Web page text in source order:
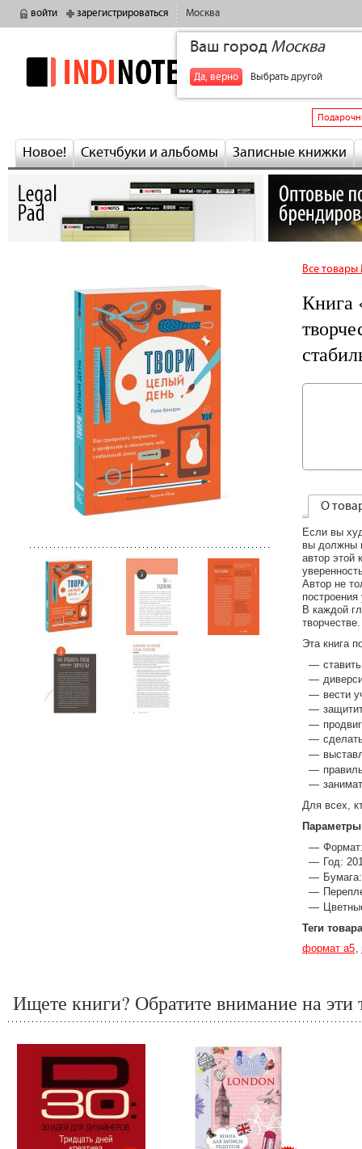
войти зарегистрироваться Москва
Ваш город Москва
Да, верно Выбрать другой
indinotes
Новое! Скетчбуки и альбомы Записные книжки
Все
Книга
О
Если вы
вы должны
автор этой
Автор не
В каждой
творчестве.
Эта книга
вести
Для всех,
Параметры
Год:
Теги товара
формат а5
Ищете книги? Обратите внимание на эти